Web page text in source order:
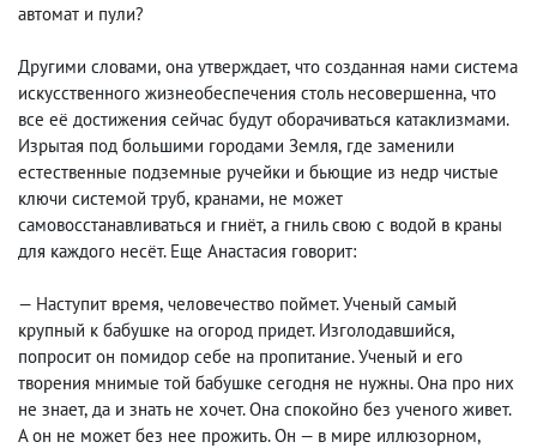
автомат и пули?
Другими словами, она утверждает, что созданная нами система
искусственного жизнеобеспечения столь несовершенна, что
все её достижения сейчас будут оборачиваться катаклизмами.
Изрытая под большими городами Земля, где заменили
естественные подземные ручейки и бьющие из недр чистые
ключи системой труб, кранами, не может
самовосстанавливаться и гниёт, а гниль свою с водой в краны
для каждого несёт. Еще Анастасия говорит:
— Наступит время, человечество поймет. Ученый самый
крупный к бабушке на огород придет. Изголодавшийся,
попросит он помидор себе на пропитание. Ученый и его
творения мнимые той бабушке сегодня не нужны. Она про них
не знает, да и знать не хочет. Она спокойно без ученого живет.
А он не может без нее прожить. Он — в мире иллюзорном,